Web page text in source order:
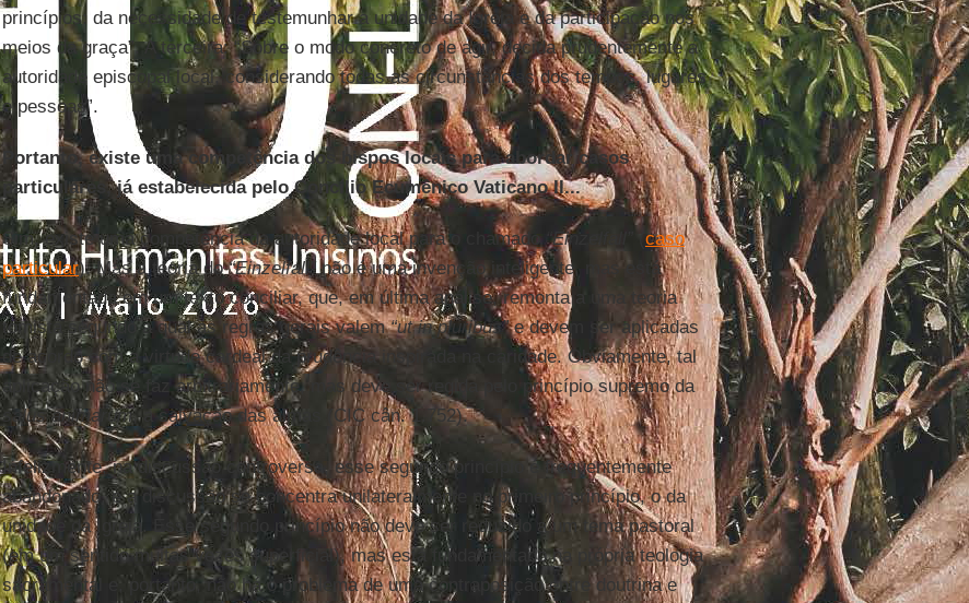
princípios: da necessidade de testemunhar a unidade da Igreja e da participação nos
meios da graça”. A terceira: “Sobre o modo concreto de agir, decida prudentemente a
autoridade episcopal local, considerando todas as circunstâncias dos tempos, lugares
e pessoas”.
Portanto, existe uma competência dos bispos locais para abordar casos
particulares, já estabelecida pelo Concílio Ecumênico Vaticano II...
Sim, existe uma competência da autoridade local para o chamado “Einzelfall”
caso
particular). Mas a teoria do“Einzelfall”não é uma invenção inteligente, mas está
fundamentada em um texto conciliar, que, em última análise, remonta a uma teoria
tomista segundo a qual as regras gerais valem“ut in pluribus”e devem ser aplicadas
de acordo com a virtude cardeal da prudência inspirada na caridade. Obviamente, tal
aplicação não se faz arbitrariamente, mas deve ser regida pelo princípio supremo da
salus animarum, a salvação das almas (CIC cân. 1.752).
Infelizmente, na discussão controversa, esse segundo princípio é frequentemente
abandonado, e a discussão se concentra unilateralmente no primeiro princípio, o da
unidade da Igreja. Esse segundo princípio não deve ser reduzido a um tema pastoral
(em um sentido muitas vezes superficial), mas está fundamentado na própria teologia
sacramental e, portanto, não há o problema de uma contraposição entre doutrina e